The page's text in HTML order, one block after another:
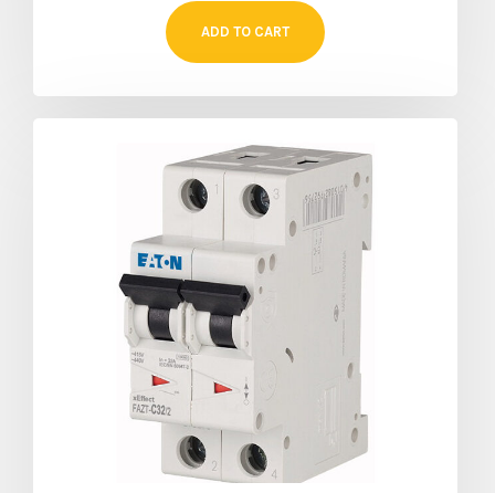
ADD TO CART